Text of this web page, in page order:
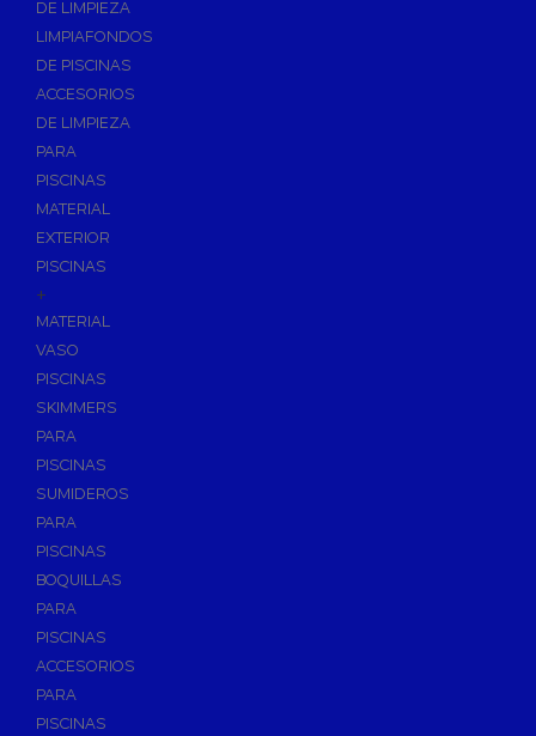
DE LIMPIEZA
LIMPIAFONDOS
DE PISCINAS
ACCESORIOS
DE LIMPIEZA
PARA
PISCINAS
MATERIAL
EXTERIOR
PISCINAS
+
MATERIAL
VASO
PISCINAS
SKIMMERS
PARA
PISCINAS
SUMIDEROS
PARA
PISCINAS
BOQUILLAS
PARA
PISCINAS
ACCESORIOS
PARA
PISCINAS